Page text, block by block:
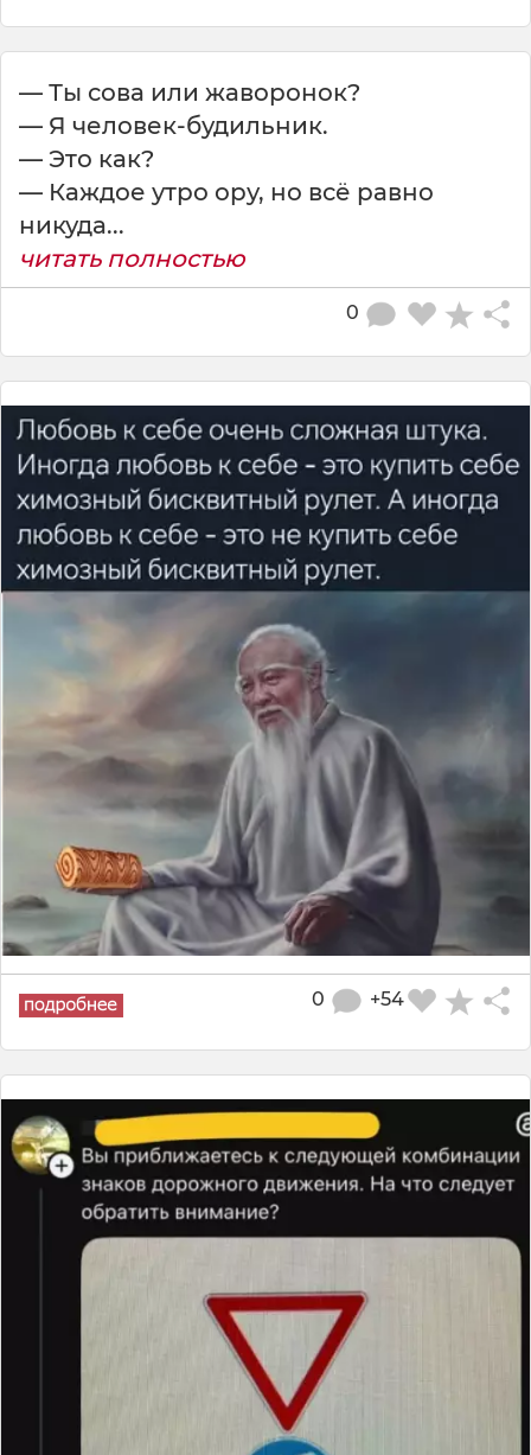
— Ты сова или жаворонок?
— Я человек-будильник.
— Это как?
— Каждое утро ору, но всё равно
никуда...
читать полностью
0
+54
0